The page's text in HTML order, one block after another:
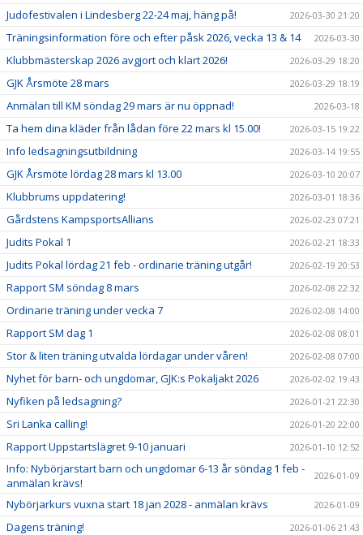
Judofestivalen i Lindesberg 22-24 maj, häng på! 2026-03-30 21:20
Träningsinformation före och efter påsk 2026, vecka 13 & 14 2026-03-30
Klubbmästerskap 2026 avgjort och klart 2026! 2026-03-29 18:20
GJK Årsmöte 28 mars 2026-03-29 18:19
Anmälan till KM söndag 29 mars är nu öppnad! 2026-03-18
Ta hem dina kläder från lådan före 22 mars kl 15.00! 2026-03-15 19:22
Info ledsagningsutbildning 2026-03-14 19:55
GJK Årsmöte lördag 28 mars kl 13.00 2026-03-10 20:07
Klubbrums uppdatering! 2026-03-01 18:36
Gårdstens KampsportsAllians 2026-02-23 07:21
Judits Pokal 1 2026-02-21 18:33
Judits Pokal lördag 21 feb - ordinarie träning utgår! 2026-02-19 20:53
Rapport SM söndag 8 mars 2026-02-08 22:32
Ordinarie träning under vecka 7 2026-02-08 14:00
Rapport SM dag 1 2026-02-08 08:01
Stor & liten träning utvalda lördagar under våren! 2026-02-08 07:00
Nyhet för barn- och ungdomar, GJK:s Pokaljakt 2026 2026-02-02 19:43
Nyfiken på ledsagning? 2026-01-21 22:30
Sri Lanka calling! 2026-01-20 22:00
Rapport Uppstartslägret 9-10 januari 2026-01-10 12:52
Info: Nybörjarstart barn och ungdomar 6-13 år söndag 1 feb -
anmälan krävs!
2026-01-09
Nybörjarkurs vuxna start 18 jan 2028 - anmälan krävs 2026-01-09
Dagens träning! 2026-01-06 21:43